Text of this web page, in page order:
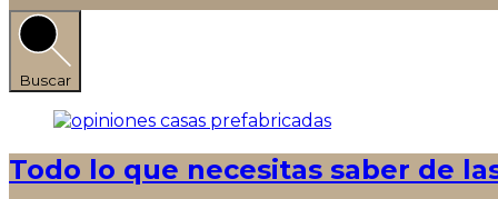
Buscar
Todo lo que necesitas saber de